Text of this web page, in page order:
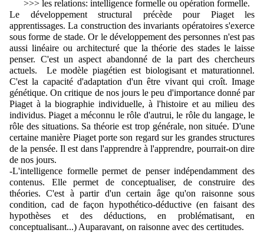
>>> les relations: intelligence formelle ou opération formelle.
Le développement structural précède pour Piaget les
apprentissages. La construction des invariants opératoires s'exerce
sous forme de stade. Or le développement des personnes n'est pas
aussi linéaire ou architecturé que la théorie des stades le laisse
penser. C'est un aspect abandonné de la part des chercheurs
actuels.  Le modèle piagétien est biologisant et maturationnel.
C'est la capacité d'adaptation d'un être vivant qui croît. Image
génétique. On critique de nos jours le peu d'importance donné par
Piaget à la biographie individuelle, à l'histoire et au milieu des
individus. Piaget a méconnu le rôle d'autrui, le rôle du langage, le
rôle des situations. Sa théorie est trop générale, non située. D'une
certaine manière Piaget porte son regard sur les grandes structures
de la pensée. Il est dans l'apprendre à l'apprendre, pourrait-on dire
de nos jours.
-L'intelligence formelle permet de penser indépendamment des
contenus. Elle permet de conceptualiser, de construire des
théories. C'est à partir d'un certain âge qu'on raisonne sous
condition, cad de façon hypothético-déductive (en faisant des
hypothèses et des déductions, en problématisant, en
conceptualisant...) Auparavant, on raisonne avec des certitudes.